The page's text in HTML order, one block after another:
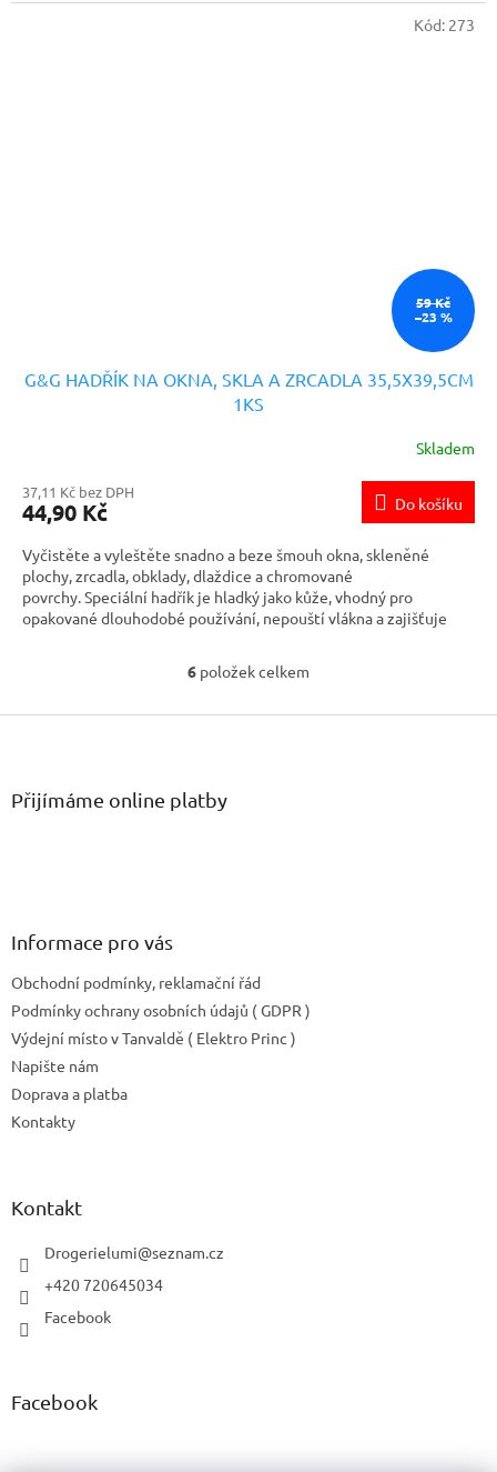
59 Kč
–23 %
G&G HADŘÍK NA OKNA, SKLA A ZRCADLA 35,5X39,5CM
1KS
Skladem
37,11 Kč bez DPH
44,90 Kč Do košíku
Vyčistěte a vyleštěte snadno a beze šmouh okna, skleněné
plochy, zrcadla, obklady, dlaždice a chromované
povrchy. Speciální hadřík je hladký jako kůže, vhodný pro
opakované dlouhodobé používání, nepouští vlákna a zajišťuje
Kód: 273
O
l
ý
p
i
s
6 položek celkem
Z
Přijímáme online platby
Informace pro vás
Obchodní podmínky, reklamační řád
Podmínky ochrany osobních údajů ( GDPR )
Výdejní místo v Tanvaldě ( Elektro Princ )
Napište nám
Doprava a platba
Kontakty
Kontakt
Drogerielumi@seznam.cz
+420 720645034
Facebook
Facebook